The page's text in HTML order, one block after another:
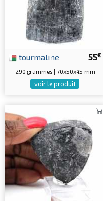
55€
tourmaline
290 grammes | 70x50x45 mm
voir le produit